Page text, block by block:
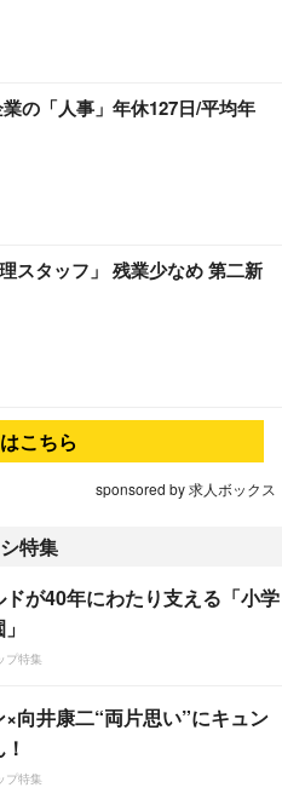
の「人事」年休127日/平均年
スタッフ」 残業少なめ 第二新
こちら
sponsored by 求人ボックス
特集
ドが40年にわたり支える「小学
プ特集
向井康二“両片思い”にキュン
プ特集